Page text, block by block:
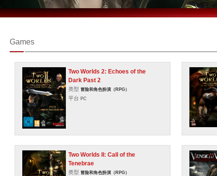
Games
Two Worlds 2: Echoes of the
Dark Past 2
类型 冒险和角色扮演（RPG）
平台 PC
Two Worlds II: Call of the
Tenebrae
类型 冒险和角色扮演（RPG）